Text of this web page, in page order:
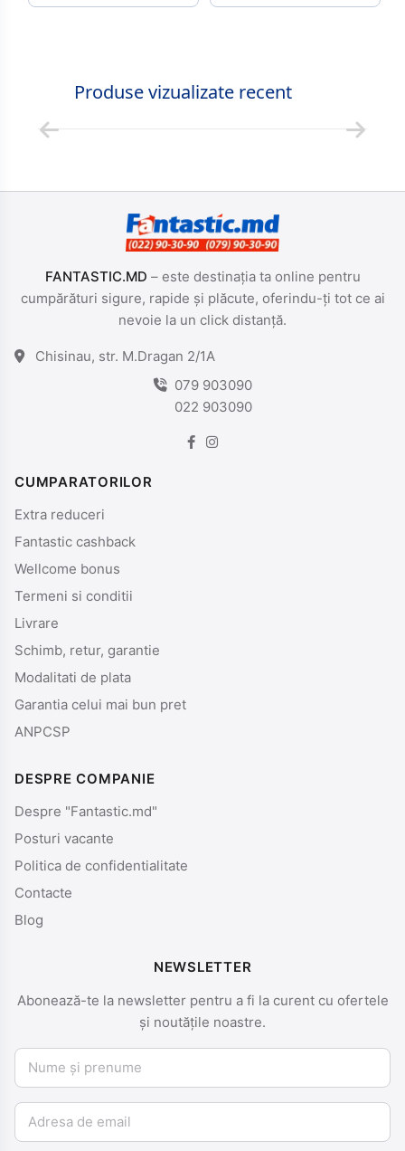
Produse vizualizate recent
FANTASTIC.MD – este destinația ta online pentru
cumpărături sigure, rapide și plăcute, oferindu-ți tot ce ai
nevoie la un click distanță.
Chisinau, str. M.Dragan 2/1A
079 903090
022 903090
CUMPARATORILOR
Extra reduceri
Fantastic cashback
Wellcome bonus
Termeni si conditii
Livrare
Schimb, retur, garantie
Modalitati de plata
Garantia celui mai bun pret
ANPCSP
DESPRE COMPANIE
Despre "Fantastic.md"
Posturi vacante
Politica de confidentialitate
Contacte
Blog
NEWSLETTER
Abonează-te la newsletter pentru a fi la curent cu ofertele
și noutățile noastre.
Nume și prenume
Email